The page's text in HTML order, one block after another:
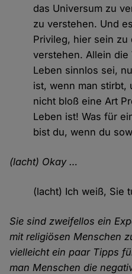
das Universum zu
zu verstehen. Und
Privileg, hier sein zu
verstehen. Allein die
Leben sinnlos sei,
ist, wenn man stirbt,
nicht bloß eine Art
Leben ist! Was für
bist du, wenn du
(lacht) Okay …
(lacht) Ich weiß, Sie
Sie sind zweifellos ein
mit religiösen Menschen
vielleicht ein paar Tipps
man Menschen die